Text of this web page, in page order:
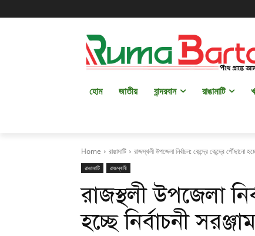
হোম জাতীয় বান্দরবান রাঙামাটি
Home রাঙামাটি রাজস্থলী উপজেলা নির্বাচন: কেন্দ্রে কেন্দ্রে পৌঁছানো
রাঙামাটি রাজস্থলী
রাজস্থলী উপজেলা
হচ্ছে নির্বাচনী সরঞ্জাম